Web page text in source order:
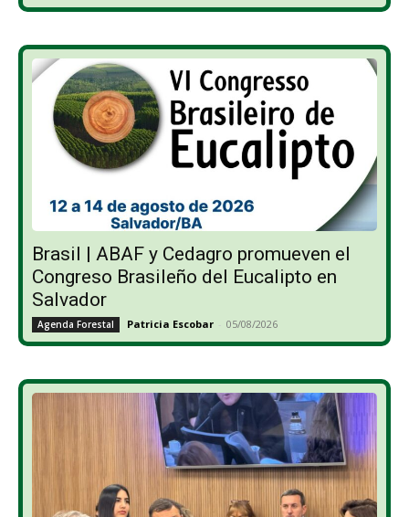
Brasil | ABAF y Cedagro promueven el
Congreso Brasileño del Eucalipto en
Salvador
Agenda Forestal Patricia Escobar - 05/08/2026